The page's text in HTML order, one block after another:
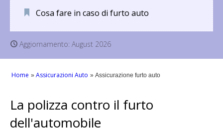
Cosa fare in caso di furto auto
Aggiornamento: August 2026
Home Assicurazioni Auto Assicurazione furto auto
La polizza contro il furto
dell'automobile